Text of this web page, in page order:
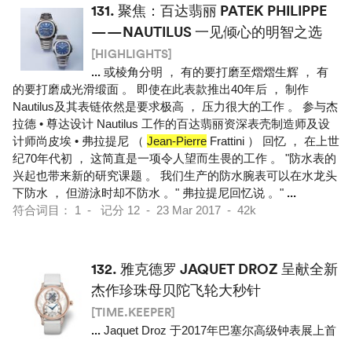
131. 聚焦：百达翡丽 PATEK PHILIPPE
——NAUTILUS 一见倾心的明智之选
[HIGHLIGHTS]
... 或棱角分明 ， 有的要打磨至熠熠生辉 ， 有
的要打磨成光滑缎面 。 即使在此表款推出40年后 ， 制作
Nautilus及其表链依然是要求极高 ， 压力很大的工作 。 参与杰
拉德 • 尊达设计 Nautilus 工作的百达翡丽资深表壳制造师及设
计师尚皮埃 • 弗拉提尼 （ Jean-Pierre Frattini ） 回忆 ， 在上世
纪70年代初 ， 这简直是一项令人望而生畏的工作 。 "防水表的
兴起也带来新的研究课题 。 我们生产的防水腕表可以在水龙头
下防水 ， 但游泳时却不防水 。" 弗拉提尼回忆说 。" ...
符合词目： 1 - 记分 12 - 23 Mar 2017 - 42k
132. 雅克德罗 JAQUET DROZ 呈献全新
杰作珍珠母贝陀飞轮大秒针
[TIME.KEEPER]
... Jaquet Droz 于2017年巴塞尔高级钟表展上首